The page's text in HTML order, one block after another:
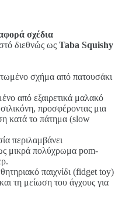
σχέδια
διεθνώς ως Taba Squishy
σχήμα από πατουσάκι
από εξαιρετικά μαλακό
προσφέροντας μια
κατά το πάτημα (slow
περιλαμβάνει
μικρά πολύχρωμα pom-
παιχνίδι (fidget toy)
τη μείωση του άγχους για